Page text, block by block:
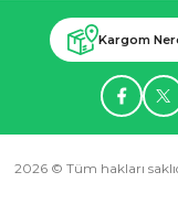
Kargom
2026 © Tüm hakları